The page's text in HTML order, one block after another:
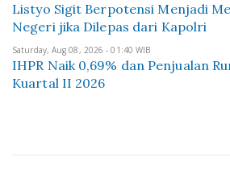
Listyo Sigit Berpotensi Menjadi
Negeri jika Dilepas dari Kapolri
Saturday, Aug 08, 2026 - 01:40 WIB
IHPR Naik 0,69% dan Penjualan
Kuartal II 2026